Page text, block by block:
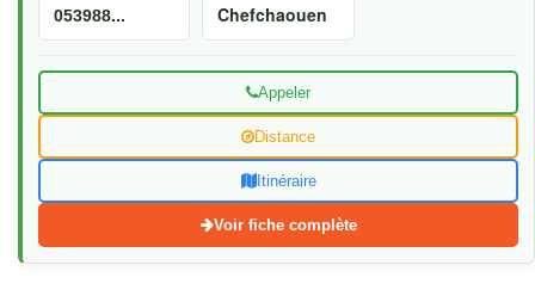
053988... Chefchaouen
Appeler
Distance
Itinéraire
Voir fiche complète